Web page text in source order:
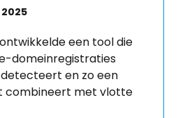
een tool die
domeinregistraties
en zo een
combineert met vlotte